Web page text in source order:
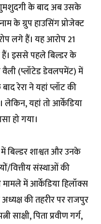
के बाद अब उसके
के ग्रुप हाउसिंग प्रोजेक्ट
लगे हैं। यह आरोप 21
इससे पहले बिल्डर के
वैली (प्लॉटेड डेवलपमेंट) में
रेरा ने यहां प्लॉट की
लेकिन, यहां तो आर्केडिया
हो गया।
में बिल्डर शाश्वत और उनके
वित्तीय संस्थाओं की
में आर्केडिया हिलॉक्स
की तहरीर पर राजपुर
साक्षी, पिता प्रवीण गर्ग,